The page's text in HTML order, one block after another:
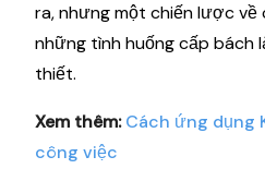
ra, nhưng một chiến lược
những tình huống cấp bách
thiết.
Xem thêm: Cách ứng dụng
công việc